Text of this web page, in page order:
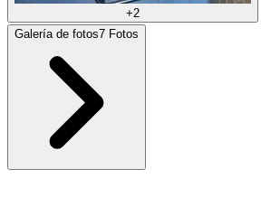
+2
Galería de fotos7 Fotos